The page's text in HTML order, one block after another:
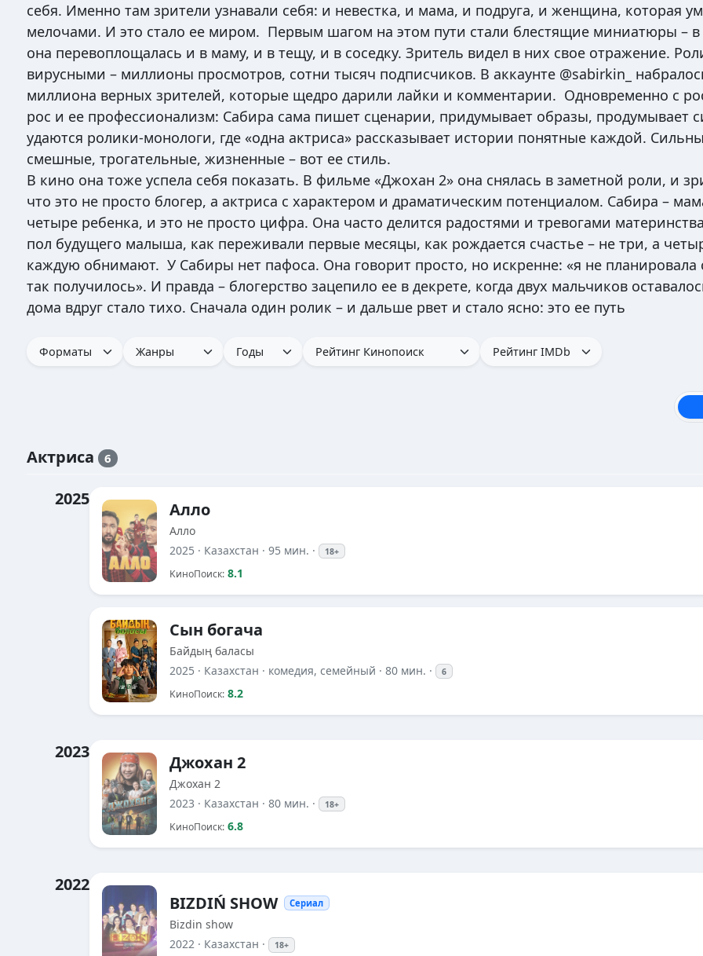
себя. Именно там зрители узнавали себя: и невестка, и мама, и подруга, и женщина, которая
мелочами. И это стало ее миром. Первым шагом на этом пути стали блестящие миниатюры –
она перевоплощалась и в маму, и в тещу, и в соседку. Зритель видел в них свое отражение.
вирусными – миллионы просмотров, сотни тысяч подписчиков. В аккаунте @sabirkin_
миллиона верных зрителей, которые щедро дарили лайки и комментарии. Одновременно с
рос и ее профессионализм: Сабира сама пишет сценарии, придумывает образы, продумывает
удаются ролики‑монологи, где «одна актриса» рассказывает истории понятные каждой.
смешные, трогательные, жизненные – вот ее стиль.
В кино она тоже успела себя показать. В фильме «Джохан 2» она снялась в заметной роли, и
что это не просто блогер, а актриса с характером и драматическим потенциалом. Сабира –
четыре ребенка, и это не просто цифра. Она часто делится радостями и тревогами
пол будущего малыша, как переживали первые месяцы, как рождается счастье – не три, а
каждую обнимают. У Сабиры нет пафоса. Она говорит просто, но искренне: «я не планировала
так получилось». И правда – блогерство зацепило ее в декрете, когда двух мальчиков
дома вдруг стало тихо. Сначала один ролик – и дальше рвет и стало ясно: это ее путь
Актриса 6
2025
Алло
Алло
2025 · Казахстан · 95 мин. · 18+
KиноПоиск: 8.1
Сын богача
Байдың баласы
2025 · Казахстан · комедия, семейный · 80 мин. · 6
KиноПоиск: 8.2
2023
Джохан 2
Джохан 2
2023 · Казахстан · 80 мин. · 18+
KиноПоиск: 6.8
2022
BIZDIŃ SHOW
Сериал
Bizdin show
2022 · Казахстан · 18+